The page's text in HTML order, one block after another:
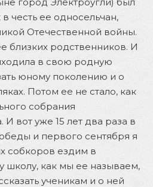
честь ее односельчан,
Отечественной войны.
близких родственников. И
в свою родную
юному поколению и о
Потом ее не стало, как
собрания
И вот уже 15 лет два раза в
и первого сентября я
собкоров ездим в
школу, как мы ее называем,
ученикам и о ней